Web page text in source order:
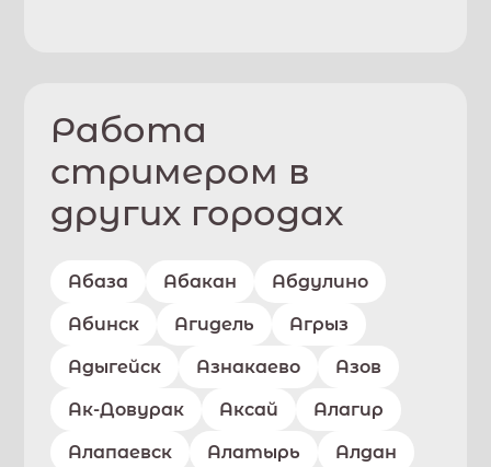
Работа
стримером в
других городах
Абаза Абакан Абдулино
Абинск Агидель Агрыз
Адыгейск Азнакаево Азов
Ак-Довурак Аксай Алагир
Алапаевск Алатырь Алдан